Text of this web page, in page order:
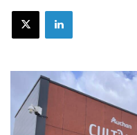
X Linkedin